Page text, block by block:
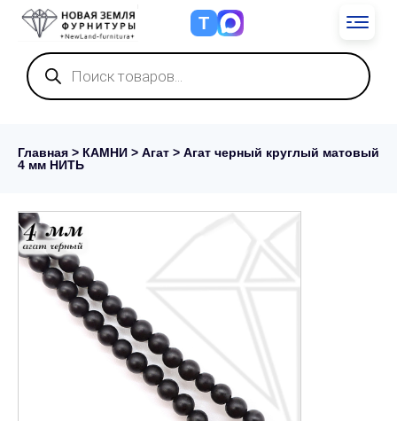
Т
Поиск
товаров
Главная > КАМНИ > Агат > Агат черный круглый матовый
4 мм НИТЬ